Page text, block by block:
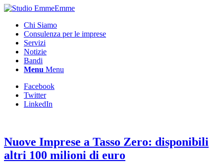
Chi Siamo
Consulenza per le imprese
Servizi
Notizie
Bandi
Menu Menu
Facebook
Twitter
LinkedIn
Nuove Imprese a Tasso Zero: disponibili
altri 100 milioni di euro